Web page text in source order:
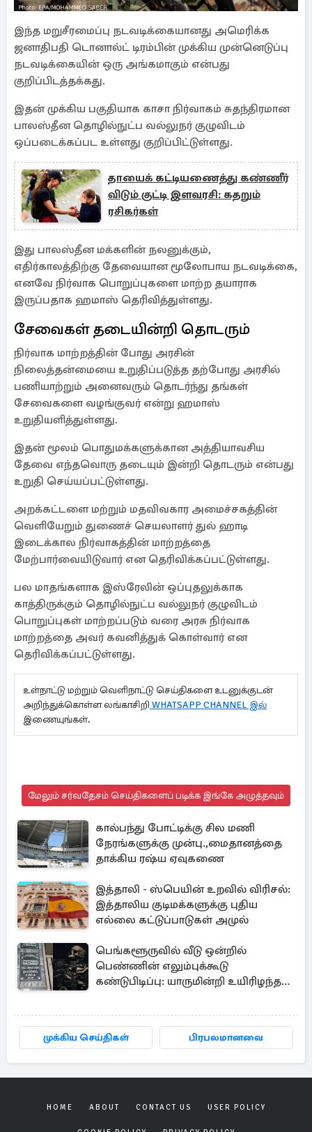
இந்த மறுசீரமைப்பு நடவடிக்கையானது அமெரிக்க
ஜனாதிபதி டொனால்ட் டிரம்பின் முக்கிய முன்னெடுப்பு
நடவடிக்கையின் ஒரு அங்கமாகும் என்பது
குறிப்பிடத்தக்கது.
இதன் முக்கிய பகுதியாக காசா நிர்வாகம் சுதந்திரமான
பாலஸ்தீன தொழில்நுட்ப வல்லுநர் குழுவிடம்
ஒப்படைக்கப்பட உள்ளது குறிப்பிட்டுள்ளது.
தாயைக் கட்டியணைத்து கண்ணீர்
விடும் குட்டி இளவரசி: கதறும்
ரசிகர்கள்
இது பாலஸ்தீன மக்களின் நலனுக்கும்,
எதிர்காலத்திற்கு தேவையான மூலோபாய நடவடிக்கை,
எனவே நிர்வாக பொறுப்புகளை மாற்ற தயாராக
இருப்பதாக ஹமாஸ் தெரிவித்துள்ளது.
சேவைகள் தடையின்றி தொடரும்
நிர்வாக மாற்றத்தின் போது அரசின்
நிலைத்தன்மையை உறுதிப்படுத்த தற்போது அரசில்
பணியாற்றும் அனைவரும் தொடர்ந்து தங்கள்
சேவைகளை வழங்குவர் என்று ஹமாஸ்
உறுதியளித்துள்ளது.
இதன் மூலம் பொதுமக்களுக்கான அத்தியாவசிய
தேவை எந்தவொரு தடையும் இன்றி தொடரும் என்பது
உறுதி செய்யப்பட்டுள்ளது.
அறக்கட்டளை மற்றும் மதவிவகார அமைச்சகத்தின்
வெளியேறும் துணைச் செயலாளர் துல் ஹாடி
இடைக்கால நிர்வாகத்தின் மாற்றத்தை
மேற்பார்வையிடுவார் என தெரிவிக்கப்பட்டுள்ளது.
பல மாதங்களாக இஸ்ரேலின் ஒப்புதலுக்காக
காத்திருக்கும் தொழில்நுட்ப வல்லுநர் குழுவிடம்
பொறுப்புகள் மாற்றப்படும் வரை அரசு நிர்வாக
மாற்றத்தை அவர் கவனித்துக் கொள்வார் என
தெரிவிக்கப்பட்டுள்ளது.
உள்நாட்டு மற்றும் வெளிநாட்டு செய்திகளை உடனுக்குடன்
அறிந்துக்கொள்ள லங்காசிறி WHATSAPP CHANNEL இல்
இணையுங்கள்.
மேலும் சர்வதேசம் செய்திகளைப் படிக்க இங்கே அழுத்தவும்
கால்பந்து போட்டிக்கு சில மணி
நேரங்களுக்கு முன்பு.,மைதானத்தை
தாக்கிய ரஷ்ய ஏவுகணை
இத்தாலி - ஸ்பெயின் உறவில் விரிசல்:
இத்தாலிய குடிமக்களுக்கு புதிய
எல்லை கட்டுப்பாடுகள் அமுல்
பெங்களூருவில் வீடு ஒன்றில்
பெண்ணின் எலும்புக்கூடு
கண்டுபிடிப்பு: யாருமின்றி உயிரிழந்த
முக்கிய செய்திகள் பிரபலமானவை
HOME ABOUT CONTACT US USER POLICY